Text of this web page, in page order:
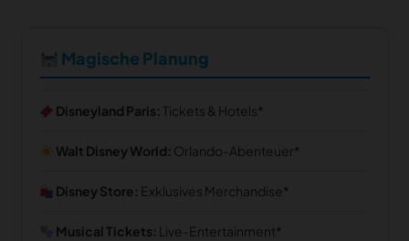
Magische Planung
Disneyland Paris: Tickets & Hotels
Walt Disney World: Orlando-Abenteuer
Disney Store: Exklusives Merchandise
Musical Tickets: Live-Entertainment